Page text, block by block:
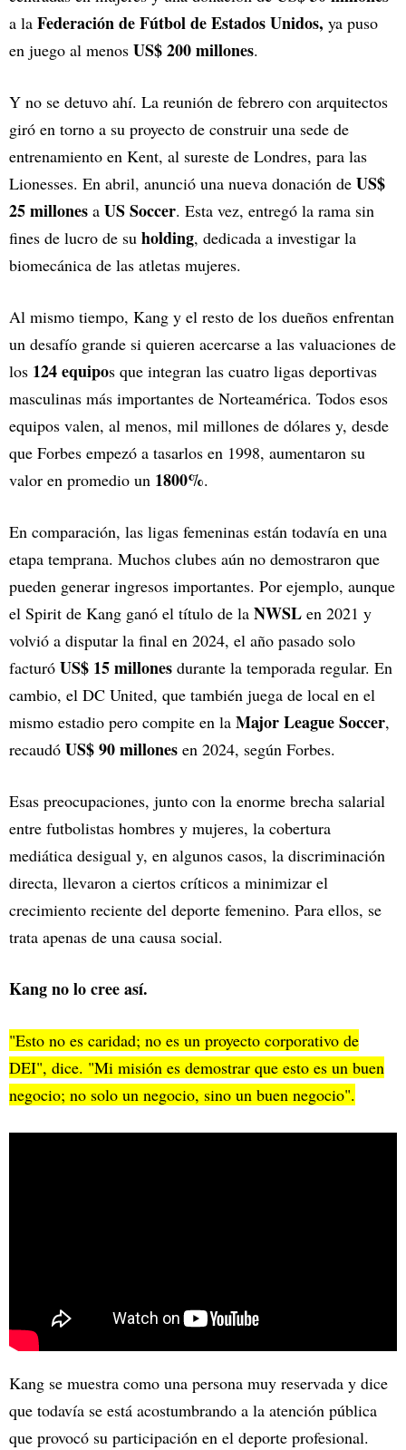
a la Federación de Fútbol de Estados Unidos, ya puso
en juego al menos US$ 200 millones.
Y no se detuvo ahí. La reunión de febrero con arquitectos
giró en torno a su proyecto de construir una sede de
entrenamiento en Kent, al sureste de Londres, para las
Lionesses. En abril, anunció una nueva donación de US$
25 millones a US Soccer. Esta vez, entregó la rama sin
fines de lucro de su holding, dedicada a investigar la
biomecánica de las atletas mujeres.
Al mismo tiempo, Kang y el resto de los dueños enfrentan
un desafío grande si quieren acercarse a las valuaciones de
los 124 equipos que integran las cuatro ligas deportivas
masculinas más importantes de Norteamérica. Todos esos
equipos valen, al menos, mil millones de dólares y, desde
que Forbes empezó a tasarlos en 1998, aumentaron su
valor en promedio un 1800%.
En comparación, las ligas femeninas están todavía en una
etapa temprana. Muchos clubes aún no demostraron que
pueden generar ingresos importantes. Por ejemplo, aunque
el Spirit de Kang ganó el título de la NWSL en 2021 y
volvió a disputar la final en 2024, el año pasado solo
facturó US$ 15 millones durante la temporada regular. En
cambio, el DC United, que también juega de local en el
mismo estadio pero compite en la Major League Soccer,
recaudó US$ 90 millones en 2024, según Forbes.
Esas preocupaciones, junto con la enorme brecha salarial
entre futbolistas hombres y mujeres, la cobertura
mediática desigual y, en algunos casos, la discriminación
directa, llevaron a ciertos críticos a minimizar el
crecimiento reciente del deporte femenino. Para ellos, se
trata apenas de una causa social.
Kang no lo cree así.
"Esto no es caridad; no es un proyecto corporativo de
DEI", dice. "Mi misión es demostrar que esto es un buen
negocio; no solo un negocio, sino un buen negocio".
Kang se muestra como una persona muy reservada y dice
que todavía se está acostumbrando a la atención pública
que provocó su participación en el deporte profesional.